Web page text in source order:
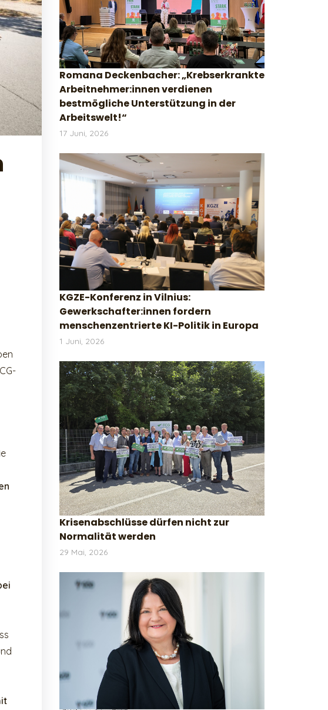
Romana Deckenbacher: „Krebserkrankte
Arbeitnehmer:innen verdienen
bestmögliche Unterstützung in der
Arbeitswelt!“
17 Juni, 2026
KGZE-Konferenz in Vilnius:
Gewerkschafter:innen fordern
menschenzentrierte KI-Politik in Europa
1 Juni, 2026
Krisenabschlüsse dürfen nicht zur
Normalität werden
29 Mai, 2026